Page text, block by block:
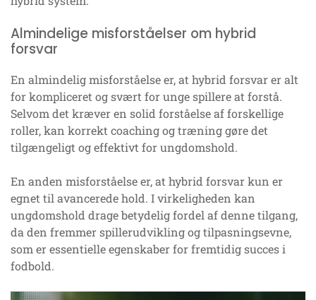
Almindelige misforståelser om hybrid
forsvar
En almindelig misforståelse er, at hybrid forsvar er alt
for kompliceret og svært for unge spillere at forstå.
Selvom det kræver en solid forståelse af forskellige
roller, kan korrekt coaching og træning gøre det
tilgængeligt og effektivt for ungdomshold.
En anden misforståelse er, at hybrid forsvar kun er
egnet til avancerede hold. I virkeligheden kan
ungdomshold drage betydelig fordel af denne tilgang,
da den fremmer spillerudvikling og tilpasningsevne,
som er essentielle egenskaber for fremtidig succes i
fodbold.